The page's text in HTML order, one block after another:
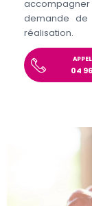
demande de
réalisation.
04